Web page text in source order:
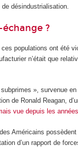
désindustrialisation.
?
populations ont été
n’était que
», survenue
de Ronald Reagan,
vue depuis les
Américains
d’un rapport de